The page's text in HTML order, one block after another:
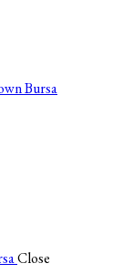
Close